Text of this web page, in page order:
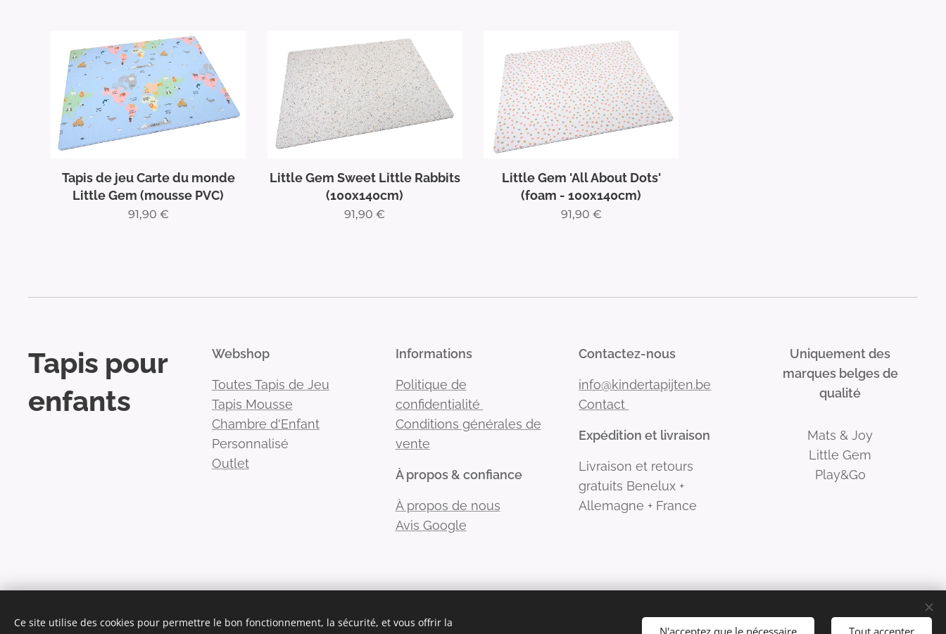
Tapis de jeu Carte du monde
Little Gem (mousse PVC)
91,90 €
Little Gem Sweet Little Rabbits
(100x140cm)
91,90 €
Little Gem 'All About Dots'
(foam - 100x140cm)
91,90 €
Tapis pour
enfants
Webshop
Toutes Tapis de Jeu
Tapis Mousse
Chambre d'Enfant
Personnalisé
Outlet
Informations
Politique de
confidentialité
Conditions générales de
vente
À propos & confiance
À propos de nous
Avis Google
Contactez-nous
info@kindertapijten.be
Contact
Expédition et livraison
Livraison et retours
gratuits Benelux +
Allemagne + France
Uniquement des
marques belges de
qualité
Mats & Joy
Little Gem
Play&Go
Ce site utilise des cookies pour permettre le bon fonctionnement, la sécurité, et vous offrir la
N'acceptez que le nécessaire Tout accepter